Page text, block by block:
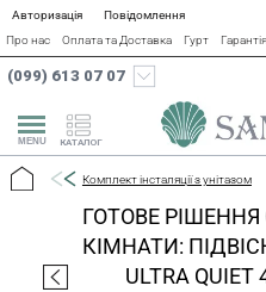
Авторизація
Повідомлення
Про нас
Оплата та Доставка Гурт Гарантія
(099) 613 07 07
КАТАЛОГ
Комплект інсталяції з унітазом
ГОТОВЕ РІШЕННЯ
КІМНАТИ:
ULTRA